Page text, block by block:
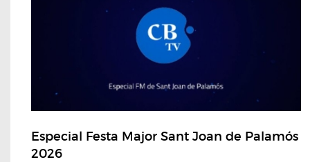
Especial Festa Major Sant Joan de Palamós
2026